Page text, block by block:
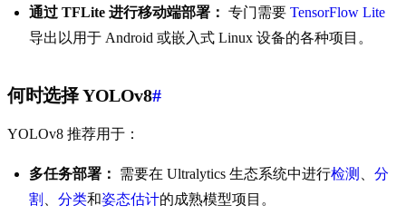
通过 TFLite 进行移动端部署： 专门需要 TensorFlow Lite
导出以用于 Android 或嵌入式 Linux 设备的各种项目。
何时选择 YOLOv8#
YOLOv8 推荐用于：
多任务部署： 需要在 Ultralytics 生态系统中进行检测
分
割
分类和姿态估计的成熟模型项目。